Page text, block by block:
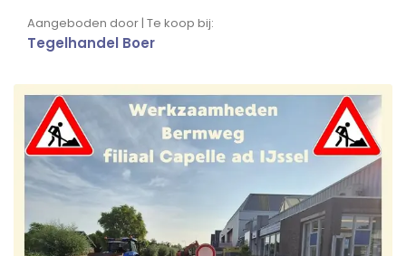
Aangeboden door | Te koop bij:
Tegelhandel Boer